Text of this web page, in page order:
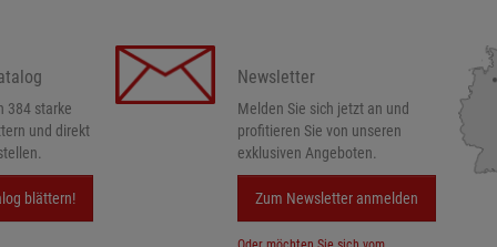
384 starke
und direkt
blättern!
Newsletter
Melden Sie sich jetzt an und
profitieren Sie von unseren
exklusiven Angeboten.
Zum Newsletter anmelden